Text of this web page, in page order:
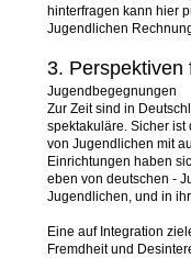
hinterfragen kann hier
Jugendlichen
3. Perspektiven
Jugendbegegnungen
Zur Zeit sind in
spektakuläre. Sicher
von Jugendlichen mit
Einrichtungen haben
eben von deutschen -
Jugendlichen, und in
Eine auf Integration
Fremdheit und